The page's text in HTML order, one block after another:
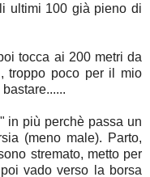
ultimi 100 già pieno di
tocca ai 200 metri da
troppo poco per il mio
in più perchè passa un
(meno male). Parto,
stremato, metto per
vado verso la borsa